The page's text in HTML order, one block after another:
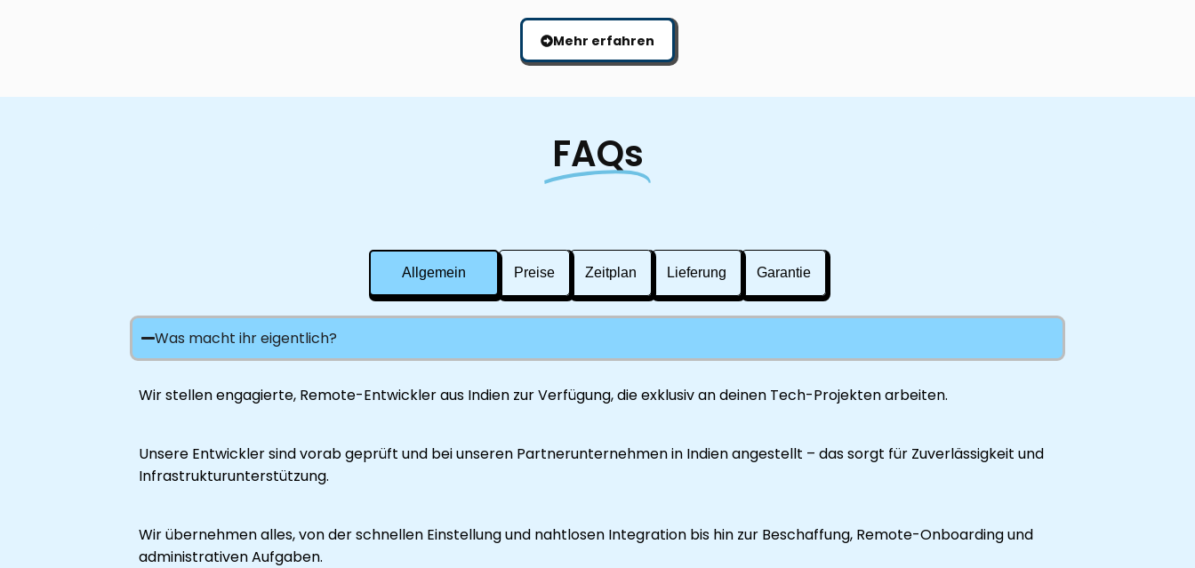
Mehr erfahren
FAQs
Allgemein Preise Zeitplan Lieferung Garantie
Was macht ihr eigentlich?
Wir stellen engagierte, Remote-Entwickler aus Indien zur Verfügung, die exklusiv an deinen Tech-Projekten arbeiten.
Unsere Entwickler sind vorab geprüft und bei unseren Partnerunternehmen in Indien angestellt – das sorgt für Zuverlässigkeit und
Infrastrukturunterstützung.
Wir übernehmen alles, von der schnellen Einstellung und nahtlosen Integration bis hin zur Beschaffung, Remote-Onboarding und
administrativen Aufgaben.